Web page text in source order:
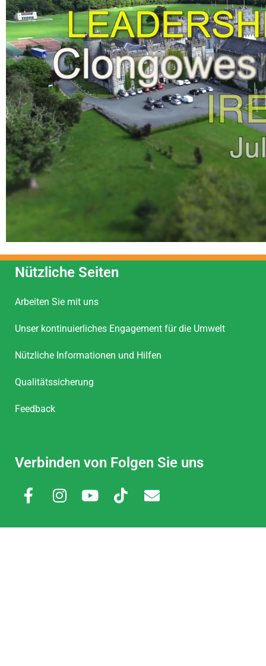
Nützliche Seiten
Arbeiten Sie mit uns
Unser kontinuierliches Engagement für die Umwelt
Nützliche Informationen und Hilfen
Qualitätssicherung
Feedback
Verbinden von Folgen Sie uns